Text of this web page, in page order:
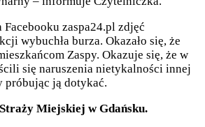
zaspa24.pl zdjęć
wybuchła burza. Okazało się, że
Zaspy. Okazuje się, że w
się naruszenia nietykalności innej
ją dotykać.
Miejskiej w Gdańsku.